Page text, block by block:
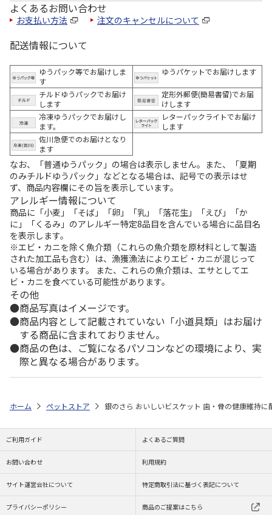
よくあるお問い合わせ
お支払い方法 注文のキャンセルについて
配送情報について
ゆうパック等でお届けしま
す
ゆうパケットでお届けします
チルドゆうパックでお届け
します
定形外郵便(簡易書留)でお届
けします
冷凍ゆうパックでお届けし
ます。
レターパックライトでお届け
します
佐川急便でのお届けとなり
ます
なお、「普通ゆうパック」の場合は表示しません。また、「夏期
のみチルドゆうパック」などとなる場合は、記号での表示はせ
ず、商品内容欄にその旨を表示しています。
アレルギー情報について
商品に「小麦」「そば」「卵」「乳」「落花生」「えび」「か
に」「くるみ」のアレルギー特定8品目を含んでいる場合に品目名
を表示します。
※エビ・カニを除く魚介類（これらの魚介類を原材料として製造
された加工品も含む）は、漁獲漁法によりエビ・カニが混じって
いる場合があります。 また、これらの魚介類は、エサとしてエ
ビ・カニを食べている可能性があります。
その他
商品写真はイメージです。
商品内容として記載されていない「小道具類」はお届け
する商品に含まれておりません。
商品の色は、ご覧になるパソコンなどの環境により、実
際と異なる場合があります。
ホーム ペットストア 銀のさら おいしいビスケット 歯・骨の健康維持
ご利用ガイド よくあるご質問
お問い合わせ 利用規約
サイト運営会社について 特定商取引法に基づく表記について
プライバシーポリシー 商品のご提案はこちら